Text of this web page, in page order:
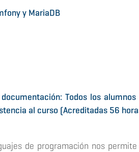
y MariaDB
Todos los
al curso (Acreditadas 56
de programación nos